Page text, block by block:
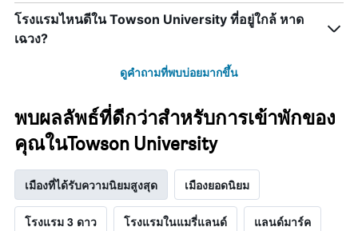
โรงแรมไหนดีใน Towson University ที่อยู่ใกล้ หาด
เฉวง?
ดูคำถามที่พบบ่อยมากขึ้น
พบผลลัพธ์ที่ดีกว่าสำหรับการเข้าพักของ
คุณในTowson University
เมืองที่ได้รับความนิยมสูงสุด เมืองยอดนิยม
โรงแรม 3 ดาว โรงแรมในแมรี่แลนด์ แลนด์มาร์ค